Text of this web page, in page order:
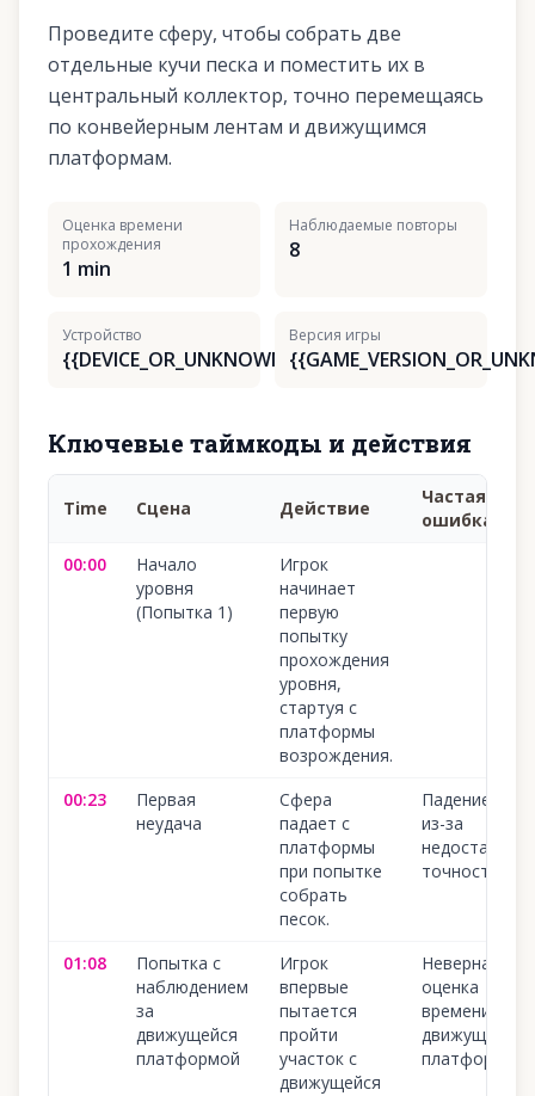
Проведите сферу, чтобы собрать две
отдельные кучи песка и поместить их в
центральный коллектор, точно перемещаясь
по конвейерным лентам и движущимся
платформам.
Оценка времени
прохождения
1 min
Наблюдаемые повторы
8
Устройство
{{DEVICE_OR_UNKNOWN}}
Версия игры
Ключевые таймкоды и действия
Time Сцена Действие
Частая
ошибка
00:00
Начало
уровня
(Попытка 1)
Игрок
начинает
первую
попытку
прохождения
уровня,
стартуя с
платформы
возрождения.
00:23
Первая
неудача
Сфера
падает с
платформы
при попытке
собрать
песок.
Падение с
из-за
точности.
01:08
Попытка с
наблюдением
за
движущейся
платформой
Игрок
впервые
пытается
пройти
участок с
движущейся
Неверная
оценка
времени для
движущихся
платформ.